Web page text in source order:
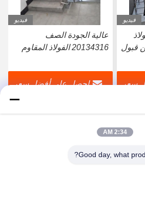
فيديو
سعر
فيديو
شعري الفولاذ المقاوم للصدأ
Inox Staircase 20134316
احصل على أفضل سعر
(GuangDong)Foshan Winsco Metal
2:34 AM
Good day, what